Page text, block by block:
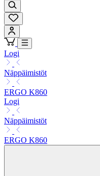
Logi
Näppäimistöt
ERGO K860
Logi
Näppäimistöt
ERGO K860